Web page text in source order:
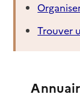
Trouver